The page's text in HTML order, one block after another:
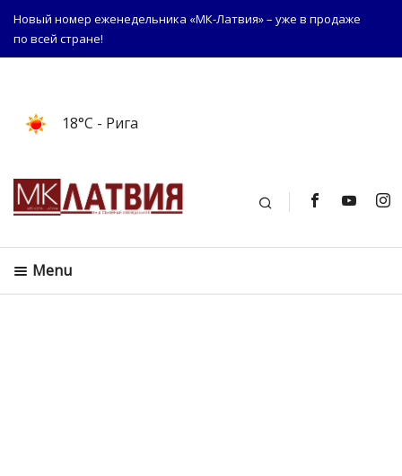
Новый номер еженедельника «МК-Латвия» – уже в продаже
по всей стране!
18°C - Рига
Поиск
Menu